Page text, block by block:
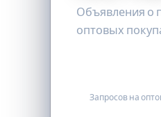
Объявления о
оптовых
Запросов на